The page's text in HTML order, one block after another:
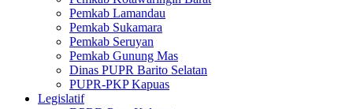
Pemkab Lamandau
Pemkab Sukamara
Pemkab Seruyan
Pemkab Gunung Mas
Dinas PUPR Barito Selatan
PUPR-PKP Kapuas
Legislatif